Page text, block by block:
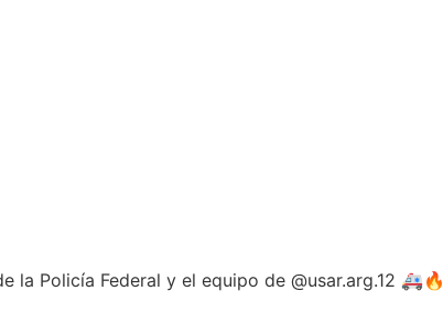
la Policía Federal y el equipo de @‌usar.arg.12 🚑🔥